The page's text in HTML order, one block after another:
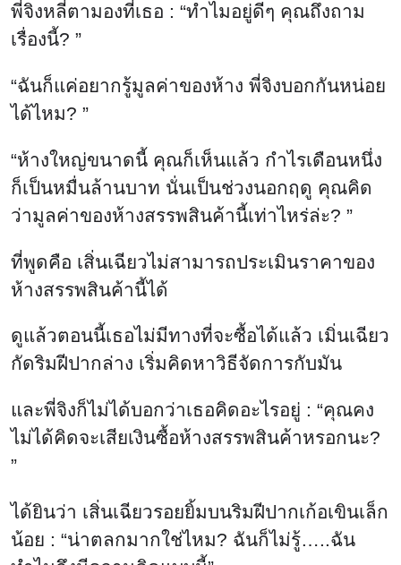
พี่จิงหลี่ตามองที่เธอ : “ทำไมอยู่ดีๆ คุณถึงถาม
เรื่องนี้? ”
“ฉันก็แค่อยากรู้มูลค่าของห้าง พี่จิงบอกกันหน่อย
ได้ไหม? ”
“ห้างใหญ่ขนาดนี้ คุณก็เห็นแล้ว กำไรเดือนหนึ่ง
ก็เป็นหมื่นล้านบาท นั่นเป็นช่วงนอกฤดู คุณคิด
ว่ามูลค่าของห้างสรรพสินค้านี้เท่าไหร่ล่ะ? ”
ที่พูดคือ เสิ่นเฉียวไม่สามารถประเมินราคาของ
ห้างสรรพสินค้านี้ได้
ดูแล้วตอนนี้เธอไม่มีทางที่จะซื้อได้แล้ว เมิ่นเฉียว
กัดริมฝีปากล่าง เริ่มคิดหาวิธีจัดการกับมัน
และพี่จิงก็ไม่ได้บอกว่าเธอคิดอะไรอยู่ : “คุณคง
ไม่ได้คิดจะเสียเงินซื้อห้างสรรพสินค้าหรอกนะ?
”
ได้ยินว่า เสิ่นเฉียวรอยยิ้มบนริมฝีปากเก้อเขินเล็ก
น้อย : “น่าตลกมากใช่ไหม? ฉันก็ไม่รู้…..ฉัน